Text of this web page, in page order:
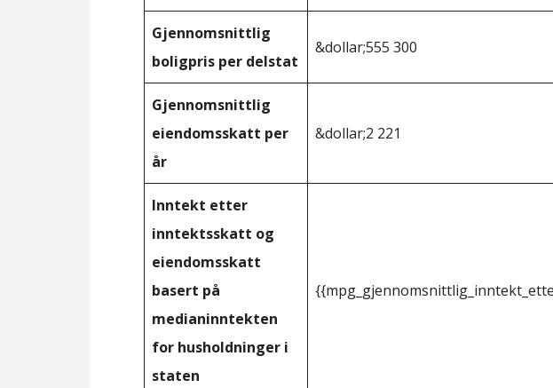
Gjennomsnittlig
boligpris per delstat
&dollar;555 300
Gjennomsnittlig
eiendomsskatt per
år
&dollar;2 221
Inntekt etter
inntektsskatt og
eiendomsskatt
basert på
medianinntekten
for husholdninger i
staten